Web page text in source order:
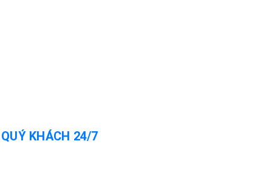
KHÁCH 24/7